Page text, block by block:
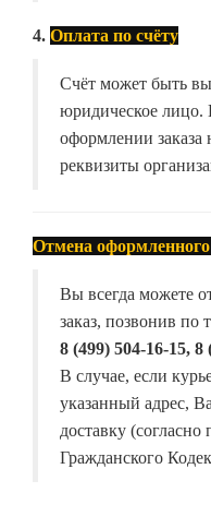
4. Оплата по счёту
Счёт может быть
юридическое
оформлении заказа
реквизиты
Отмена оформленного
Вы всегда можете
заказ, позвонив по
8 (499) 504-16-15, 8
В случае, если
указанный адрес,
доставку (согласно
Гражданского